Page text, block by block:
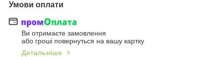
Умови оплати
Ви отримаєте замовлення
або гроші повернуться на вашу картку
Детальніше